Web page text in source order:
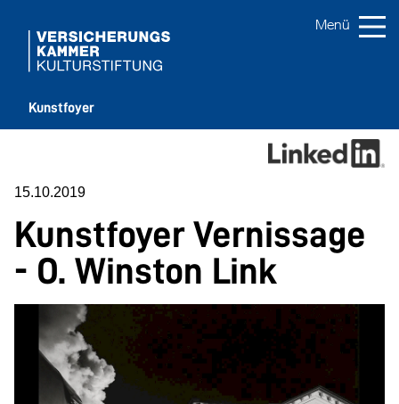
Kunstfoyer
15.10.2019
Kunstfoyer Vernissage
- O. Winston Link